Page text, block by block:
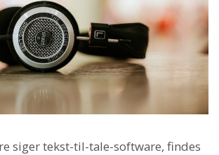
siger tekst-til-tale-software, findes